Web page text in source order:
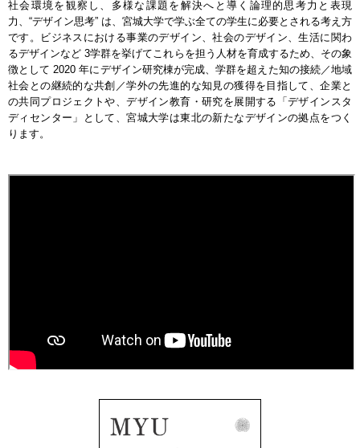
社会環境を観察し、多様な課題を解決へと導く論理的思考力と表現
力、“デザイン思考” は、宮城大学で学ぶ全ての学生に必要とされる考え方
です。ビジネスにおける事業のデザイン、社会のデザイン、生活に関わ
るデザインなど 3学群を挙げてこれらを担う人材を育成するため、その象
徴として 2020 年にデザイン研究棟が完成、学群を超えた知の接続／地域
社会との継続的な共創／学外の先進的な知見の獲得を目指して、企業と
の共同プロジェクトや、デザイン教育・研究を展開する「デザインスタ
ディセンター」として、宮城大学は東北の新たなデザインの拠点をつく
ります。